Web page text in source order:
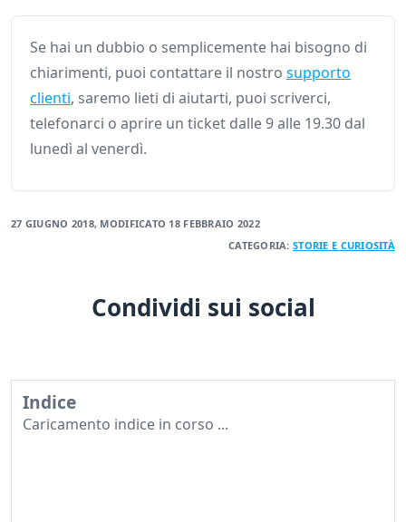
Se hai un dubbio o semplicemente hai bisogno di
chiarimenti, puoi contattare il nostro supporto
clienti, saremo lieti di aiutarti, puoi scriverci,
telefonarci o aprire un ticket dalle 9 alle 19.30 dal
lunedì al venerdì.
27 GIUGNO 2018, MODIFICATO 18 FEBBRAIO 2022
CATEGORIA:STORIE E CURIOSITÀ
Condividi sui social
Indice
Caricamento indice in corso ...